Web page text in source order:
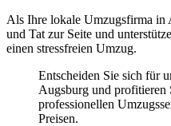
Als Ihre lokale Umzugsfirma in
und Tat zur Seite und
einen stressfreien Umzug.
Entscheiden Sie sich für
Augsburg und profitieren
professionellen
Preisen.